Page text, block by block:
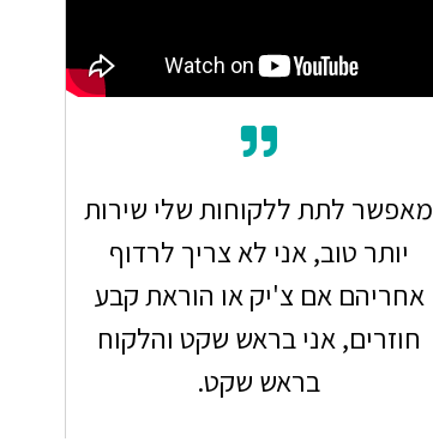
מאפשר לתת ללקוחות שלי שירות
יותר טוב, אני לא צריך לרדוף
אחריהם אם צ'יק או הוראת קבע
חוזרים, אני בראש שקט והלקוח
בראש שקט.